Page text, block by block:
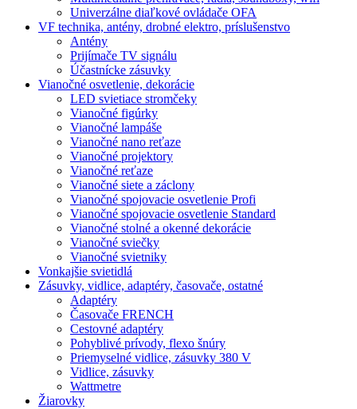
Univerzálne diaľkové ovládače OFA
VF technika, antény, drobné elektro, príslušenstvo
Antény
Prijímače TV signálu
Účastnícke zásuvky
Vianočné osvetlenie, dekorácie
LED svietiace stromčeky
Vianočné figúrky
Vianočné lampáše
Vianočné nano reťaze
Vianočné projektory
Vianočné reťaze
Vianočné siete a záclony
Vianočné spojovacie osvetlenie Profi
Vianočné spojovacie osvetlenie Standard
Vianočné stolné a okenné dekorácie
Vianočné sviečky
Vianočné svietniky
Vonkajšie svietidlá
Zásuvky, vidlice, adaptéry, časovače, ostatné
Adaptéry
Časovače FRENCH
Cestovné adaptéry
Pohyblivé prívody, flexo šnúry
Priemyselné vidlice, zásuvky 380 V
Vidlice, zásuvky
Wattmetre
Žiarovky